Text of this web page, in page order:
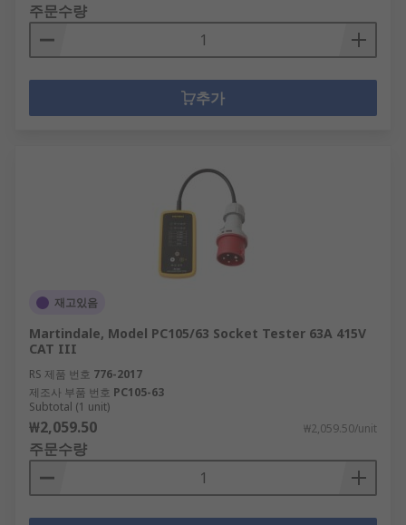
주문수량
추가
재고있음
Martindale, Model PC105/63 Socket Tester 63A 415V
CAT III
RS 제품 번호 776-2017
제조사 부품 번호 PC105-63
Subtotal (1 unit)
₩2,059.50 ₩2,059.50/unit
주문수량